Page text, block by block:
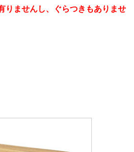
りませんし、ぐらつきもありませ